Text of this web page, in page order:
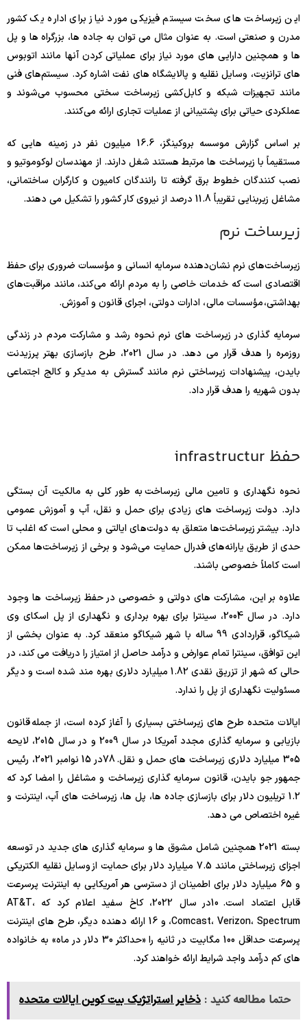
این زیرساخت های سخت سیستم فیزیکی مورد نیاز برای اداره یک کشور
مدرن و صنعتی است. به عنوان مثال می توان به جاده ها، بزرگراه ها و پل
ها و همچنین دارایی های مورد نیاز برای عملیاتی کردن آنها مانند اتوبوس
های ترانزیت، وسایل نقلیه و پالایشگاه های نفت اشاره کرد. سیستم‌های فنی
مانند تجهیزات شبکه و کابل‌کشی زیرساخت سختی محسوب می‌شوند و
عملکردی حیاتی برای پشتیبانی از عملیات تجاری ارائه می‌کنند.
بر اساس گزارش موسسه بروکینگز، 16.6 میلیون نفر در زمینه هایی که
مستقیماً با زیرساخت ها مرتبط هستند شغل دارند. از مهندسان لوکوموتیو و
نصب کنندگان خطوط برق گرفته تا رانندگان کامیون و کارگران ساختمانی،
مشاغل زیربنایی تقریباً 11.8 درصد از نیروی کار کشور را تشکیل می دهند.
زیرساخت نرم
زیرساخت‌های نرم نشان‌دهنده سرمایه انسانی و مؤسسات ضروری برای حفظ
اقتصادی است که خدمات خاصی را به مردم ارائه می‌کند، مانند مراقبت‌های
بهداشتی، مؤسسات مالی ، ادارات دولتی، اجرای قانون و آموزش.
سرمایه گذاری در زیرساخت های نرم نحوه رشد و مشارکت مردم در زندگی
روزمره را هدف قرار می دهد. در سال 2021، طرح بازسازی بهتر پرزیدنت
بایدن، پیشنهادات زیرساختی نرم مانند گسترش به مدیکر و کالج اجتماعی
بدون شهریه را هدف قرار داد.
حفظ infrastructur
نحوه نگهداری و تامین مالی زیرساخت به طور کلی به مالکیت آن بستگی
دارد. دولت زیرساخت های زیادی برای حمل و نقل، آب و آموزش عمومی
دارد. بیشتر زیرساخت‌ها متعلق به دولت‌های ایالتی و محلی است که اغلب تا
حدی از طریق یارانه‌های فدرال حمایت می‌شود و برخی از زیرساخت‌ها ممکن
است کاملاً خصوصی باشند.
علاوه بر این، مشارکت های دولتی و خصوصی در حفظ زیرساخت ها وجود
دارد. در سال 2004، سینترا برای بهره برداری و نگهداری از پل اسکای وی
شیکاگو، قراردادی 99 ساله با شهر شیکاگو منعقد کرد. به عنوان بخشی از
این توافق، سینترا تمام عوارض و درآمد حاصل از امتیاز را دریافت می کند، در
حالی که شهر از تزریق نقدی 1.82 میلیارد دلاری بهره مند شده است و دیگر
مسئولیت نگهداری از پل را ندارد.
ایالات متحده طرح های زیرساختی بسیاری را آغاز کرده است، از جمله قانون
بازیابی و سرمایه گذاری مجدد آمریکا در سال 2009 و در سال 2015، لایحه
305 میلیارد دلاری زیرساخت های حمل و نقل.
78
در 15 نوامبر 2021، رئیس
جمهور جو بایدن، قانون سرمایه گذاری زیرساخت و مشاغل را امضا کرد که
1.2 تریلیون دلار برای بازسازی جاده ها، پل ها، زیرساخت های آب، اینترنت و
غیره اختصاص می دهد.
بسته 2021 همچنین شامل مشوق ها و سرمایه گذاری های جدید در توسعه
اجزای زیرساختی مانند 7.5 میلیارد دلار برای حمایت از وسایل نقلیه الکتریکی
و 65 میلیارد دلار برای اطمینان از دسترسی هر آمریکایی به اینترنت پرسرعت
قابل اعتماد است.10
در سال 2022، کاخ سفید اعلام کرد که AT&T،
Comcast، Verizon، Spectrum، و 16 ارائه دهنده دیگر، طرح های اینترنت
پرسرعت حداقل 100 مگابیت در ثانیه را «حداکثر 30 دلار در ماه» به خانواده
های کم درآمد واجد شرایط ارائه خواهند کرد.
حتما مطالعه کنید : ذخایر استراتژیک بیت کوین ایالات متحده